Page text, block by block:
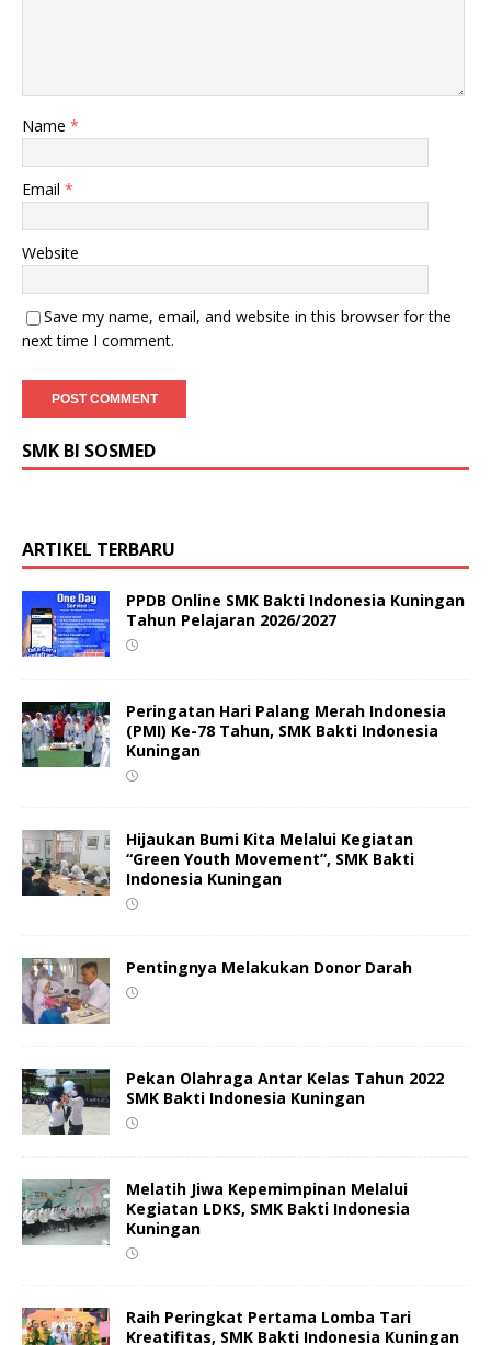
Name *
Email *
Website
Save my name, email, and website in this browser for the
next time I comment.
SMK BI SOSMED
ARTIKEL TERBARU
PPDB Online SMK Bakti Indonesia Kuningan
Tahun Pelajaran 2026/2027
Peringatan Hari Palang Merah Indonesia
(PMI) Ke-78 Tahun, SMK Bakti Indonesia
Kuningan
Hijaukan Bumi Kita Melalui Kegiatan
“Green Youth Movement”, SMK Bakti
Indonesia Kuningan
Pentingnya Melakukan Donor Darah
Pekan Olahraga Antar Kelas Tahun 2022
SMK Bakti Indonesia Kuningan
Melatih Jiwa Kepemimpinan Melalui
Kegiatan LDKS, SMK Bakti Indonesia
Kuningan
Raih Peringkat Pertama Lomba Tari
Kreatifitas, SMK Bakti Indonesia Kuningan